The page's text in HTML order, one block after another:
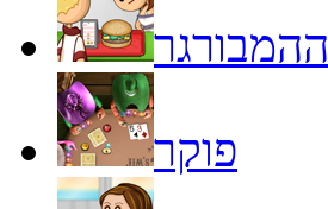
ההמבורגר
פוקר